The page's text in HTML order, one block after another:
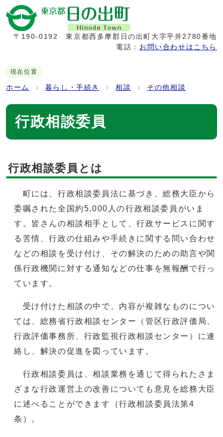
〒190-0192
東京都西多摩郡日の出町大字平井2780番地
電話： お問い合わせはこちら
現在位置
ホーム 暮らし・手続き 相談 その他相談
行政相談委員
行政相談委員とは
町には、行政相談委員法に基づき、総務大臣から
委嘱された全国約5,000人の行政相談委員がいま
す。皆さんの相談相手として、行政サービスに関す
る苦情、行政の仕組みや手続きに関する問い合わせ
などの相談を受け付け、その解決のための助言や関
係行政機関に対する通知などの仕事を無報酬で行っ
ています。
受け付けた相談の中で、内容が複雑なものについ
ては、総務省行政相談センター（管区行政評価局、
行政評価事務所、行政監視行政相談センター）に連
絡し、解決の促進を図っています。
行政相談委員は、相談業務を通じて得られたさま
ざまな行政運営上の改善についても意見を総務大臣
に述べることができます（行政相談委員法第4
条）。